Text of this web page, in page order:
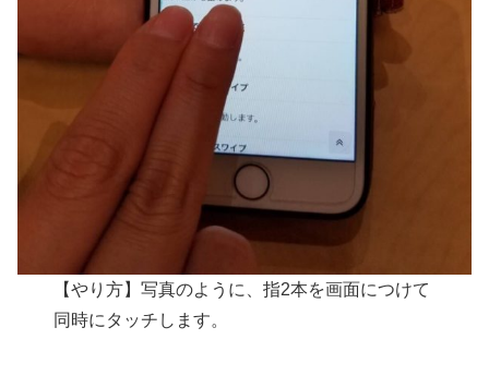
【やり方】写真のように、指2本を画面につけて
同時にタッチします。